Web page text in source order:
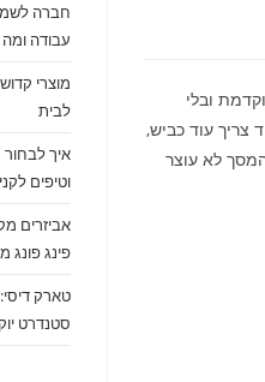
ובלי
צריך עוד כביש,
לא עוצר
חברה
עבודה
מוצרי
לבית
איך לבחור
וטיפים
אביזרים
פינג פונג
טארק
סטנדרט